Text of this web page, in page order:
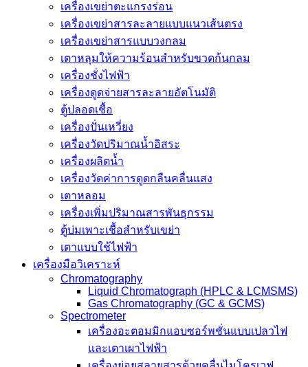
เครื่องเขย่าตะแกรงร่อน
เครื่องเขย่าสารละลายแบบแนวเส้นตรง
เครื่องเขย่าสารแบบวงกลม
เตาหลุมให้ความร้อนสำหรับขวดก้นกลม
เครื่องชั่งไฟฟ้า
เครื่องดูดจ่ายสารละลายอัตโนมัติ
ตู้ปลอดเชื้อ
เครื่องปั่นเหวี่ยง
เครื่องวัดปริมาณน้ำอิสระ
เครื่องผลิตน้ำ
เครื่องวัดค่าการดูดกลืนคลื่นแสง
เตาหลอม
เครื่องเพิ่มปริมาณสารพันธุกรรม
ตู้บ่มเพาะเชื้อสำหรับเขย่า
เตาแบบใช้ไฟฟ้า
เครื่องมือวิเคราะห์
Chromatography
Liquid Chromatograph (HPLC & LCMSMS)
Gas Chromatography (GC & GCMS)
Spectrometer
เครื่องอะตอมมิกแอบซอร์พชั่นแบบเปลวไฟ
และเตาเผาไฟฟ้า